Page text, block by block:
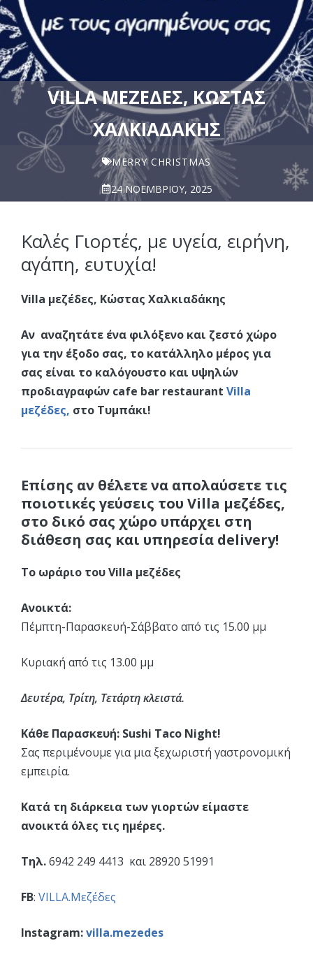
VILLA ΜΕΖΈΔΕΣ, ΚΏΣΤΑΣ
ΧΑΛΚΙΑΔΆΚΗΣ
MERRY CHRISTMAS
24 ΝΟΕΜΒΡΊΟΥ, 2025
Καλές Γιορτές, με υγεία, ειρήνη,
αγάπη, ευτυχία!
Villa μεζέδες, Κώστας Χαλκιαδάκης
Αν αναζητάτε ένα φιλόξενο και ζεστό χώρο
για την έξοδο σας, το κατάλληλο μέρος για
σας είναι το καλόγουστο και υψηλών
προδιαγραφών cafe bar restaurant Villa
μεζέδες, στο Τυμπάκι!
Επίσης αν θέλετε να απολαύσετε τις
ποιοτικές γεύσεις του Villa μεζέδες,
στο δικό σας χώρο υπάρχει στη
διάθεση σας και υπηρεσία delivery!
Το ωράριο του Villa μεζέδες
Ανοικτά:
Πέμπτη-Παρασκευή-Σάββατο από τις 15.00 μμ
Κυριακή από τις 13.00 μμ
Δευτέρα, Τρίτη, Τετάρτη κλειστά.
Κάθε Παρασκευή: Sushi Taco Night!
Σας περιμένουμε για μια ξεχωριστή γαστρονομική
εμπειρία.
Κατά τη διάρκεια των γιορτών είμαστε
ανοικτά όλες τις ημέρες.
Τηλ.6942 249 4413 και 28920 51991
FB: VILLA.Μεζέδες
Instagram:villa.mezedes